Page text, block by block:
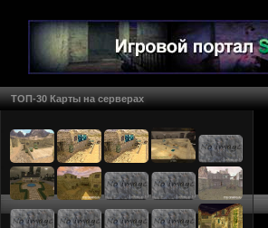
ТОП-30 Карты на серверах